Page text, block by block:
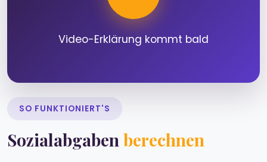
Video-Erklärung kommt bald
SO FUNKTIONIERT'S
Sozialabgaben berechnen